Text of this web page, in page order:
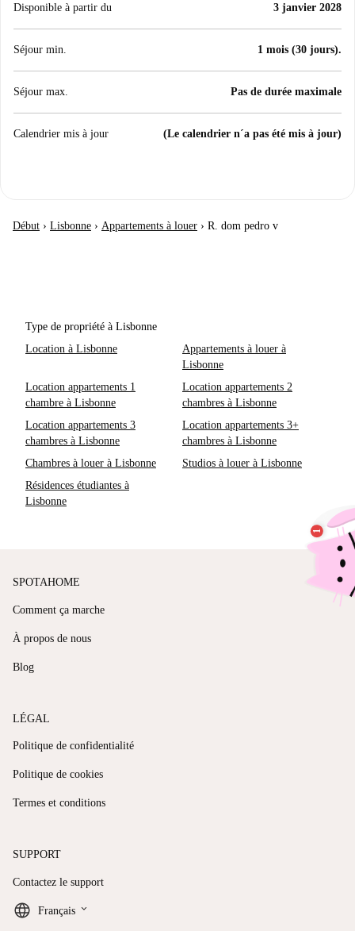
Disponible à partir du 3 janvier 2028
Séjour min. 1 mois (30 jours).
Séjour max. Pas de durée maximale
Calendrier mis à jour (Le calendrier n´a pas été mis à jour)
Début › Lisbonne › Appartements à louer › R. dom pedro v
Type de propriété à Lisbonne
Location à Lisbonne
Appartements à louer à
Lisbonne
Location appartements 1
chambre à Lisbonne
Location appartements 2
chambres à Lisbonne
Location appartements 3
chambres à Lisbonne
Location appartements 3+
chambres à Lisbonne
Chambres à louer à Lisbonne
Studios à louer à Lisbonne
Résidences étudiantes à
Lisbonne
SPOTAHOME
Comment ça marche
À propos de nous
Blog
LÉGAL
Politique de confidentialité
Politique de cookies
Termes et conditions
SUPPORT
Contactez le support
Français keyboard_arrow_down